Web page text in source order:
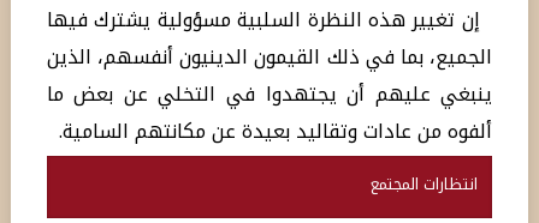
إن تغيير هذه النظرة السلبية مسؤولية يشترك فيها
الجميع، بما في ذلك القيمون الدينيون أنفسهم، الذين
ينبغي عليهم أن يجتهدوا في التخلي عن بعض ما
ألفوه من عادات وتقاليد بعيدة عن مكانتهم السامية.
انتظارات المجتمع